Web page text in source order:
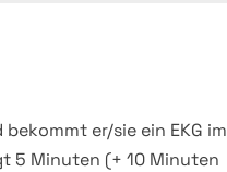
er/sie ein EKG im
5 Minuten (+ 10 Minuten